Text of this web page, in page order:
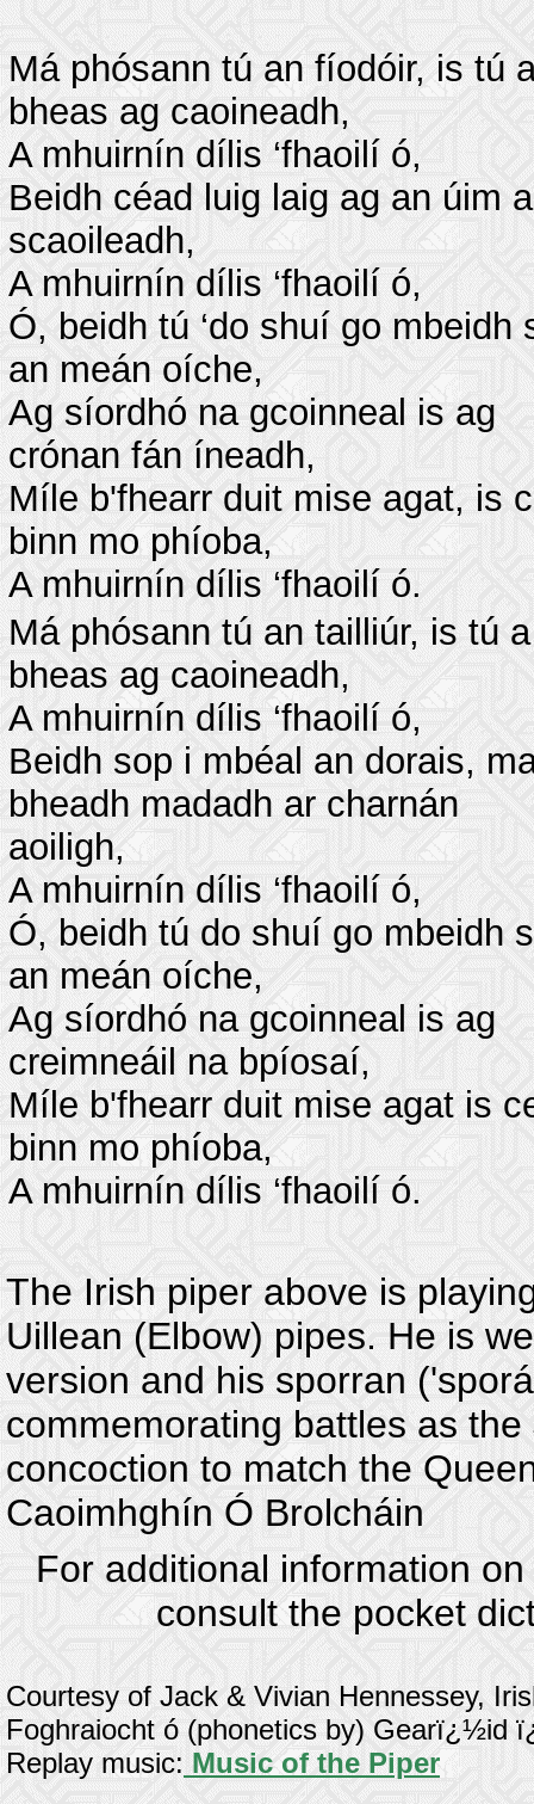
Má phósann tú an fíodóir, is tú
bheas ag caoineadh,
A mhuirnín dílis ‘fhaoilí ó,
Beidh céad luig laig ag an úim a
scaoileadh,
A mhuirnín dílis ‘fhaoilí ó,
Ó, beidh tú ‘do shuí go mbeidh
an meán oíche,
Ag síordhó na gcoinneal is ag
crónan fán íneadh,
Míle b'fhearr duit mise agat, is
binn mo phíoba,
A mhuirnín dílis ‘fhaoilí ó.
Má phósann tú an tailliúr, is tú a
bheas ag caoineadh,
A mhuirnín dílis ‘fhaoilí ó,
Beidh sop i mbéal an dorais,
bheadh madadh ar charnán
aoiligh,
A mhuirnín dílis ‘fhaoilí ó,
Ó, beidh tú do shuí go mbeidh
an meán oíche,
Ag síordhó na gcoinneal is ag
creimneáil na bpíosaí,
Míle b'fhearr duit mise agat is
binn mo phíoba,
A mhuirnín dílis ‘fhaoilí ó.
The Irish piper above is
Uillean (Elbow) pipes. He is
version and his sporran
commemorating battles as
concoction to match the
Caoimhghín Ó Brolcháin
For additional information
consult the pocket
Courtesy of Jack & Vivian Hennessey,
Foghraiocht ó (phonetics by) Gearï¿½id
Replay music: Music of the Piper